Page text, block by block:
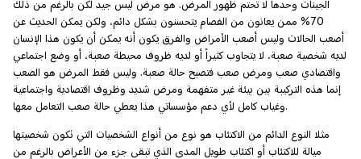
الجينات وحدها لا تحتم ظهور المرض. هو مرض ليس جيد لكن بالرغم من ذلك
70% ممن يعانون من الفصام يتحسنون بشكل دائم، ولكن يمكن الحديث عن
أصعب الحالات وليس أصعب الأمراض والفرق يكون أنه يمكن أن يكون هذا الإنسان
لديه شخصية صعبة، لا يتجاوب كثيراً أو لديه ظروف محيطة صعبة، أو وضع اجتماعي
واقتصادي صعب ومرض صعب فتصبح حالة صعبة. وليس فقط المرض هو الصعب
إنما هذه التركيبة بين بيئة غير متفهمة ومرض شديد وظروف اقتصادية واجتماعية
وغياب كامل لأي دعم مؤسساتي هذا يعطي حالة صعب التعامل معها.
مثلا النوع الدائم من الاكتئاب هو نوع من أنواع الشخصيات التي تكون شخصيتها
ميالة للاكتئاب أو اكتئاب طويل المدى الذي تبقى جزء من الأعراض بالرغم من